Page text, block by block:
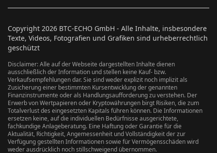
Copyright 2026 BTC-ECHO GmbH - Alle Inhalte, insbesondere
Texte, Videos, Fotografien und Grafiken sind urheberrechtlich
geschützt
Disclaimer: Alle auf der Webseite dargestellten Inhalte dienen
ausschließlich der Information und stellen keine Kauf- bzw.
Verkaufsempfehlungen dar. Sie sind weder explizit noch implizit als
Zusicherung einer bestimmten Kursentwicklung der genannten
Finanzinstrumente oder als Handlungsaufforderung zu verstehen. Der
Erwerb von Wertpapieren oder Kryptowährungen birgt Risiken, die zum
Totalverlust des eingesetzten Kapitals führen können. Die Informationen
ersetzen keine, auf die individuellen Bedürfnisse ausgerichtete,
fachkundige Anlageberatung. Eine Haftung oder Garantie für die
Aktualität, Richtigkeit, Angemessenheit und Vollständigkeit der zur
Verfügung gestellten Informationen sowie für Vermögensschäden wird
weder ausdrücklich noch stillschweigend übernommen.